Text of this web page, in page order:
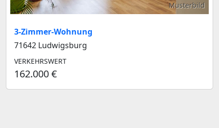
Musterbild
3-Zimmer-Wohnung
71642 Ludwigsburg
VERKEHRSWERT
162.000 €